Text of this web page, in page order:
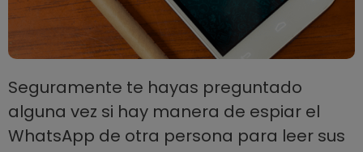
Seguramente te hayas preguntado
alguna vez si hay manera de espiar el
WhatsApp de otra persona para leer sus